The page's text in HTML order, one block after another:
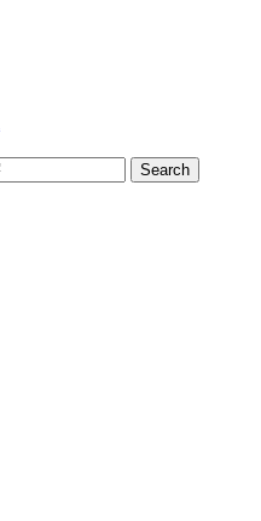
Search